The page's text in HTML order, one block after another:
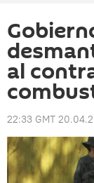
al
22:33 GMT